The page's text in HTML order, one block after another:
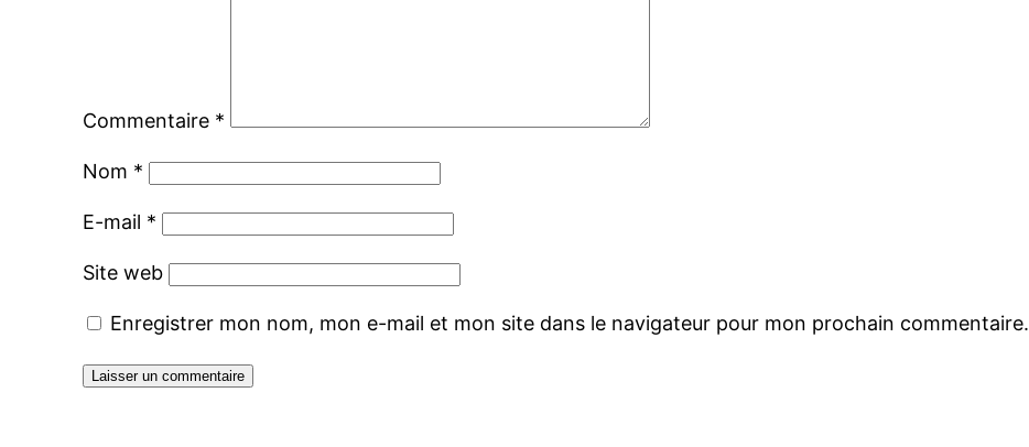
Commentaire *
Nom *
E-mail *
Site web
Enregistrer mon nom, mon e-mail et mon site dans le navigateur pour mon prochain commentaire.